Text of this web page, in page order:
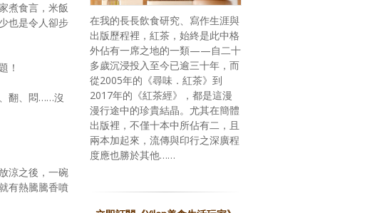
煮食言，米飯
也是令人卻步
！
翻、悶……沒
涼之後，一碗
有熱騰騰香噴
在我的長長飲食研究、寫作生涯與
出版歷程裡，紅茶，始終是此中格
外佔有一席之地的一類——自二十
多歲沉浸投入至今已逾三十年，而
從2005年的《尋味．紅茶》到
2017年的《紅茶經》，都是這漫
漫行途中的珍貴結晶。尤其在簡體
出版裡，不僅十本中所佔有二，且
兩本加起來，流傳與印行之深廣程
度應也勝於其他……